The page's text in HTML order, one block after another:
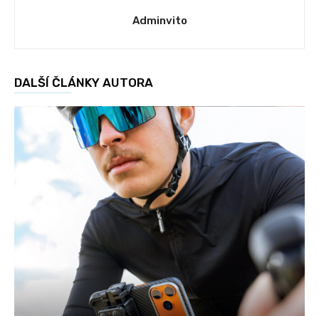
Adminvito
DALŠÍ ČLÁNKY AUTORA